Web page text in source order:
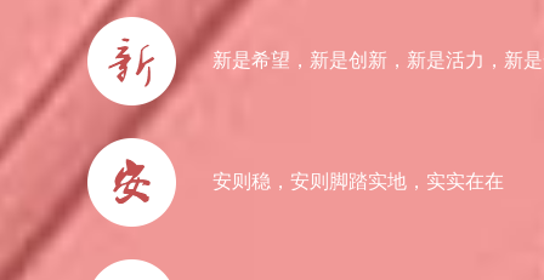
新是希望，新是创新，新是活力，新
安则稳，安则脚踏实地，实实在在